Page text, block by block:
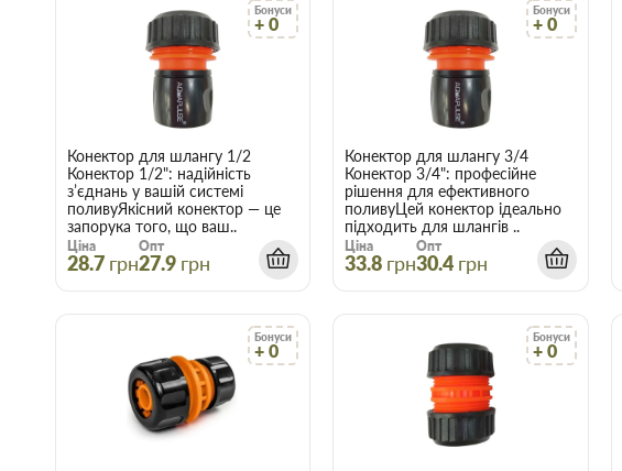
Бонуси
+ 0
Конектор для шлангу 1/2
Конектор 1/2": надійність
з’єднань у вашій системі
поливуЯкісний конектор — це
запорука того, що ваш..
Ціна
28.7 грн
Опт
27.9 грн
Бонуси
+ 0
Конектор для шлангу 3/4
Конектор 3/4": професійне
рішення для ефективного
поливуЦей конектор ідеально
підходить для шлангів ..
Ціна
33.8 грн
Опт
30.4 грн
Бонуси
+ 0
Бонуси
+ 0